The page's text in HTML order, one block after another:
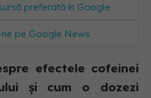
preferată în Google
ne pe Google News
efectele cofeinei
și cum o dozezi